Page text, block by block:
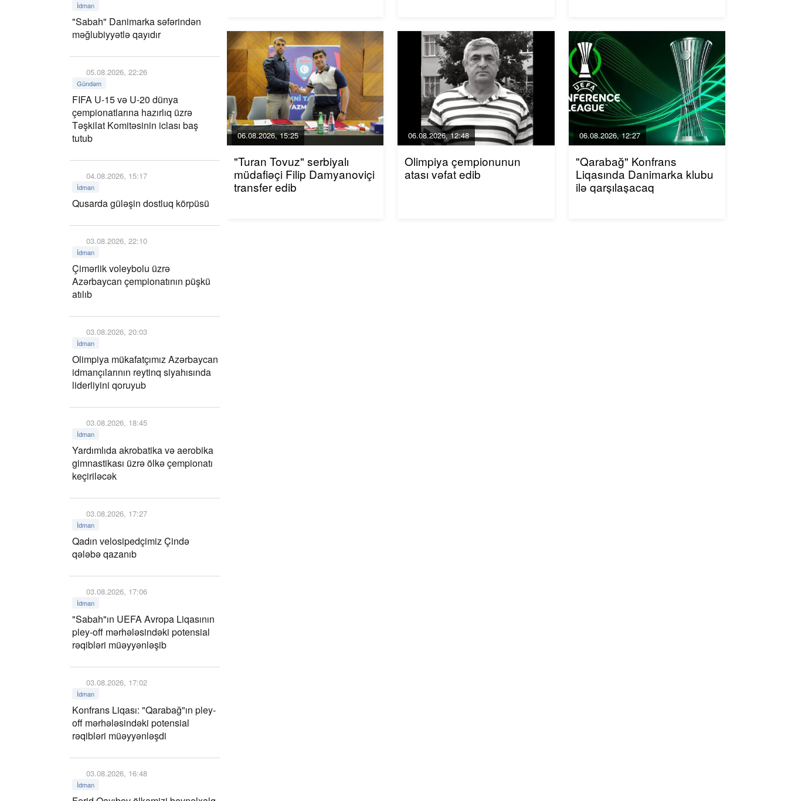
İdman
"Sabah" Danimarka səfərindən
məğlubiyyətlə qayıdır
05.08.2026, 22:26
Gündəm
FIFA U-15 və U-20 dünya
çempionatlarına hazırlıq üzrə
Təşkilat Komitəsinin iclası baş
tutub
04.08.2026, 15:17
İdman
Qusarda güləşin dostluq körpüsü
03.08.2026, 22:10
İdman
Çimərlik voleybolu üzrə
Azərbaycan çempionatının püşkü
atılıb
03.08.2026, 20:03
İdman
Olimpiya mükafatçımız Azərbaycan
idmançılarının reytinq siyahısında
liderliyini qoruyub
03.08.2026, 18:45
İdman
Yardımlıda akrobatika və aerobika
gimnastikası üzrə ölkə çempionatı
keçiriləcək
03.08.2026, 17:27
İdman
Qadın velosipedçimiz Çində
qələbə qazanıb
03.08.2026, 17:06
İdman
"Sabah"ın UEFA Avropa Liqasının
pley-off mərhələsindəki potensial
rəqibləri müəyyənləşib
03.08.2026, 17:02
İdman
Konfrans Liqası: "Qarabağ"ın pley-
off mərhələsindəki potensial
rəqibləri müəyyənləşdi
03.08.2026, 16:48
İdman
06.08.2026, 15:25
"Turan Tovuz" serbiyalı
müdafiəçi Filip Damyanoviçi
transfer edib
06.08.2026, 12:48
Olimpiya çempionunun
atası vəfat edib
06.08.2026, 12:27
"Qarabağ" Konfrans
Liqasında Danimarka klubu
ilə qarşılaşacaq